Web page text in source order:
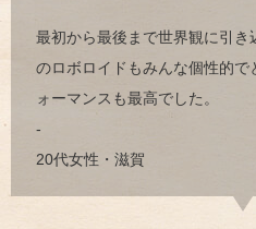
最初から最後まで世界観に引き
のロボロイドもみんな個性的で
ォーマンスも最高でした。
-
20代女性・滋賀